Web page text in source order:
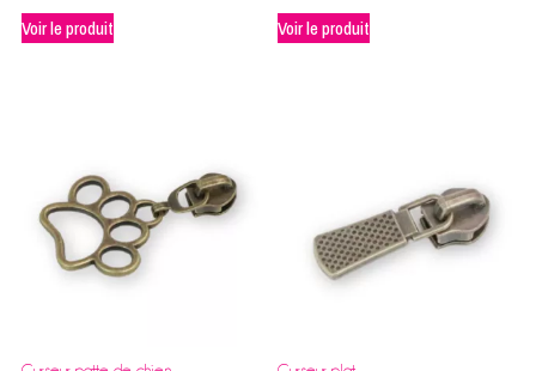
Voir le produit
Voir le produit